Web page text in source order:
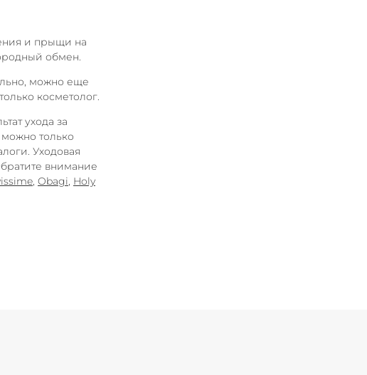
и прыщи на
обмен.
можно еще
косметолог.
ухода за
только
Уходовая
внимание
, Obagi, Holy